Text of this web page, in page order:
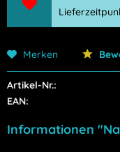
Merken
Artikel-Nr.:
EAN:
Informationen